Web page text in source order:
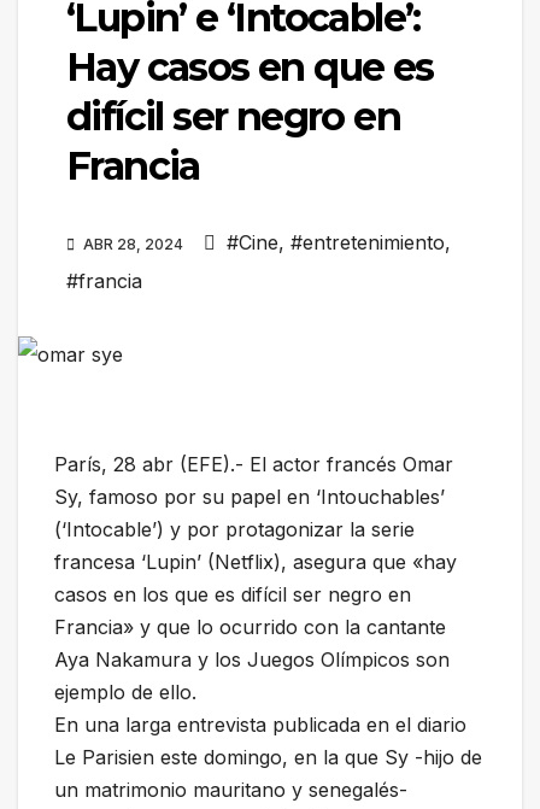
‘Lupin’ e ‘Intocable’:
Hay casos en que es
difícil ser negro en
Francia
ABR 28, 2024 #Cine, #entretenimiento,
#francia
París, 28 abr (EFE).- El actor francés Omar
Sy, famoso por su papel en ‘Intouchables’
(‘Intocable’) y por protagonizar la serie
francesa ‘Lupin’ (Netflix), asegura que «hay
casos en los que es difícil ser negro en
Francia» y que lo ocurrido con la cantante
Aya Nakamura y los Juegos Olímpicos son
ejemplo de ello.
En una larga entrevista publicada en el diario
Le Parisien este domingo, en la que Sy -hijo de
un matrimonio mauritano y senegalés-